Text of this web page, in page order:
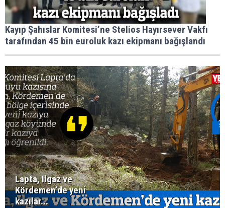
Kayıp Şahıslar Komitesi’ne Stelios Hayırsever Vakfı
tarafından 45 bin euroluk kazı ekipmanı bağışlandı
Lapta, Ilgaz ve
Kördemen’de yeni
kazılar...